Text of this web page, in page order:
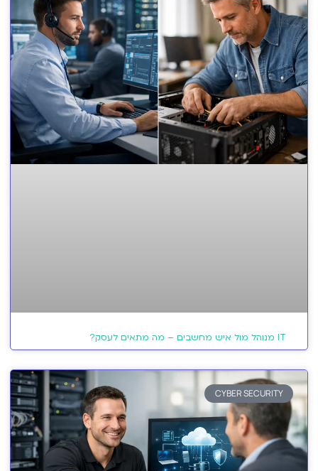
IT מנוהל מול איש מחשבים – מה מתאים לעסק?
CYBER SECURITY